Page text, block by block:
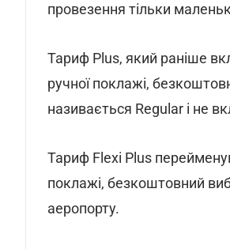
провезення тільки
Тариф Plus, який раніше
ручної поклажі,
називається Regular і не
Тариф Flexi Plus
поклажі, безкоштовний
аеропорту.